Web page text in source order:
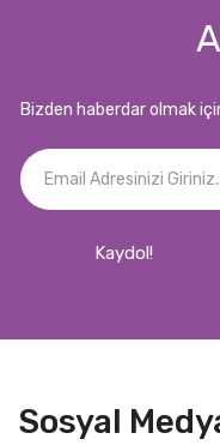
Bizden haberdar olmak
Kaydol!
Sosyal